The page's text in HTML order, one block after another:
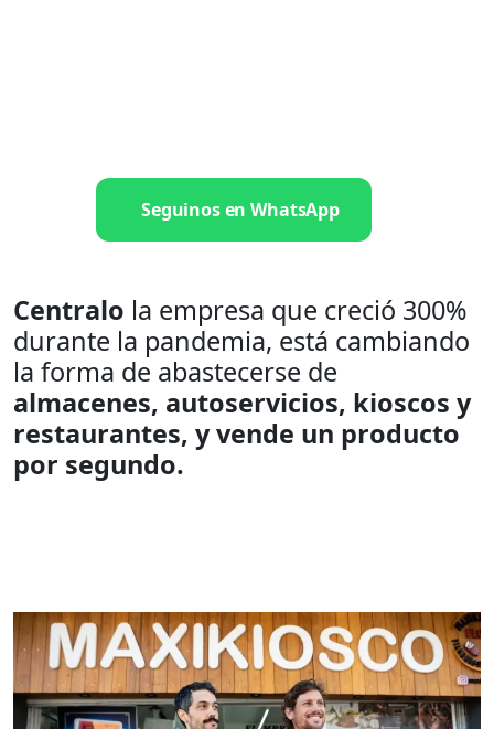
Seguinos en WhatsApp
Centralo la empresa que creció 300%
durante la pandemia, está cambiando
la forma de abastecerse de
almacenes, autoservicios, kioscos y
restaurantes, yvende un producto
por segundo.